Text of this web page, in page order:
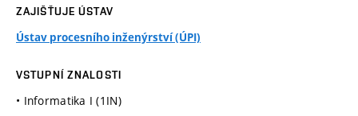
ZAJIŠŤUJE ÚSTAV
Ústav procesního inženýrství (ÚPI)
VSTUPNÍ ZNALOSTI
• Informatika I (1IN)